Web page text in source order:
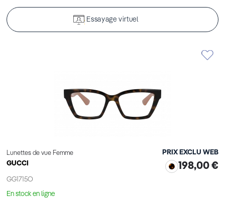
Essayage virtuel
Lunettes de vue Femme
GUCCI
GG1715O
PRIX EXCLU WEB
198,00 €
En stock en ligne